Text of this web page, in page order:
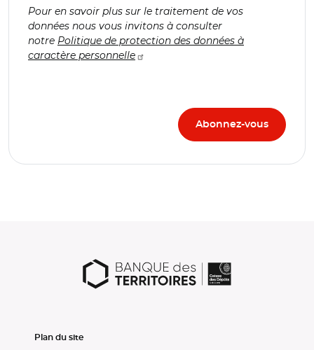
Pour en savoir plus sur le traitement de vos
données nous vous invitons à consulter
notre Politique de protection des données à
caractère personnelle
Plan du site